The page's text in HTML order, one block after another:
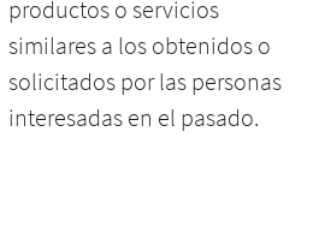
productos o servicios
similares a los obtenidos o
solicitados por las personas
interesadas en el pasado.